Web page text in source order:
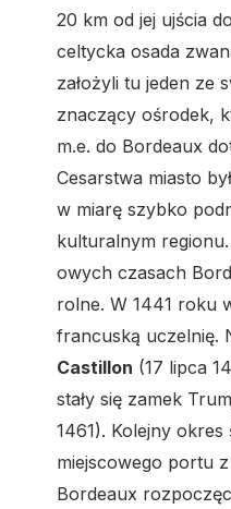
20 km od jej ujścia
celtycka osada
założyli tu jeden ze
znaczący ośrodek,
m.e. do Bordeaux
Cesarstwa miasto
w miarę szybko
kulturalnym
owych czasach
rolne. W 1441 roku
francuską uczelnię.
Castillon (17 lipca
stały się zamek
1461). Kolejny okres
miejscowego portu z
Bordeaux